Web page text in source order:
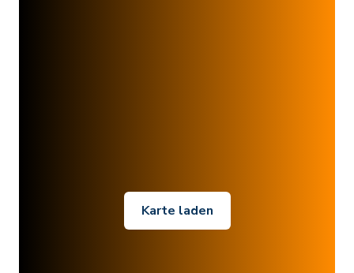
Karte laden